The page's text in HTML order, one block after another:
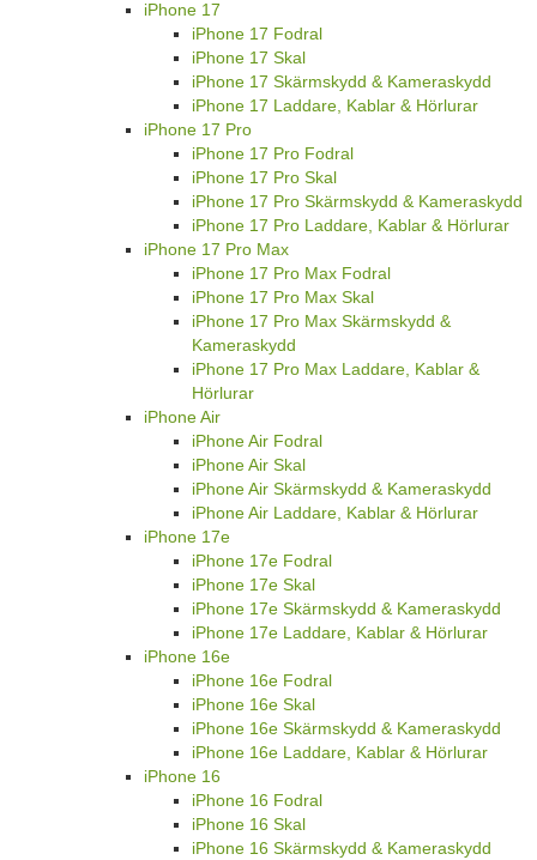
iPhone 17
iPhone 17 Fodral
iPhone 17 Skal
iPhone 17 Skärmskydd & Kameraskydd
iPhone 17 Laddare, Kablar & Hörlurar
iPhone 17 Pro
iPhone 17 Pro Fodral
iPhone 17 Pro Skal
iPhone 17 Pro Skärmskydd & Kameraskydd
iPhone 17 Pro Laddare, Kablar & Hörlurar
iPhone 17 Pro Max
iPhone 17 Pro Max Fodral
iPhone 17 Pro Max Skal
iPhone 17 Pro Max Skärmskydd &
Kameraskydd
iPhone 17 Pro Max Laddare, Kablar &
Hörlurar
iPhone Air
iPhone Air Fodral
iPhone Air Skal
iPhone Air Skärmskydd & Kameraskydd
iPhone Air Laddare, Kablar & Hörlurar
iPhone 17e
iPhone 17e Fodral
iPhone 17e Skal
iPhone 17e Skärmskydd & Kameraskydd
iPhone 17e Laddare, Kablar & Hörlurar
iPhone 16e
iPhone 16e Fodral
iPhone 16e Skal
iPhone 16e Skärmskydd & Kameraskydd
iPhone 16e Laddare, Kablar & Hörlurar
iPhone 16
iPhone 16 Fodral
iPhone 16 Skal
iPhone 16 Skärmskydd & Kameraskydd